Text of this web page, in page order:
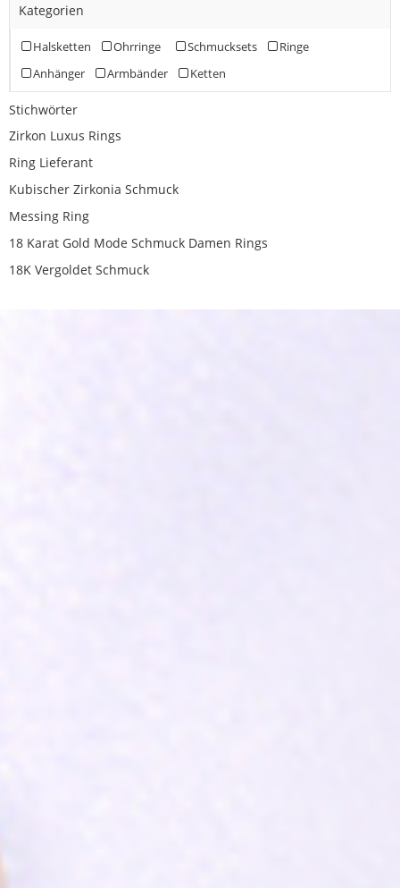
Kategorien
Halsketten Ohrringe Schmucksets
Ringe
Anhänger
Armbänder Ketten
Stichwörter
Zirkon Luxus Rings
Ring Lieferant
Kubischer Zirkonia Schmuck
Messing Ring
18 Karat Gold Mode Schmuck Damen Rings
18K Vergoldet Schmuck